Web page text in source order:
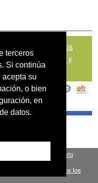
terceros
Si continúa
acepta su
o bien
en
datos.
de Datos
Términos y
Uso
del Sector Agropecuario
todos los